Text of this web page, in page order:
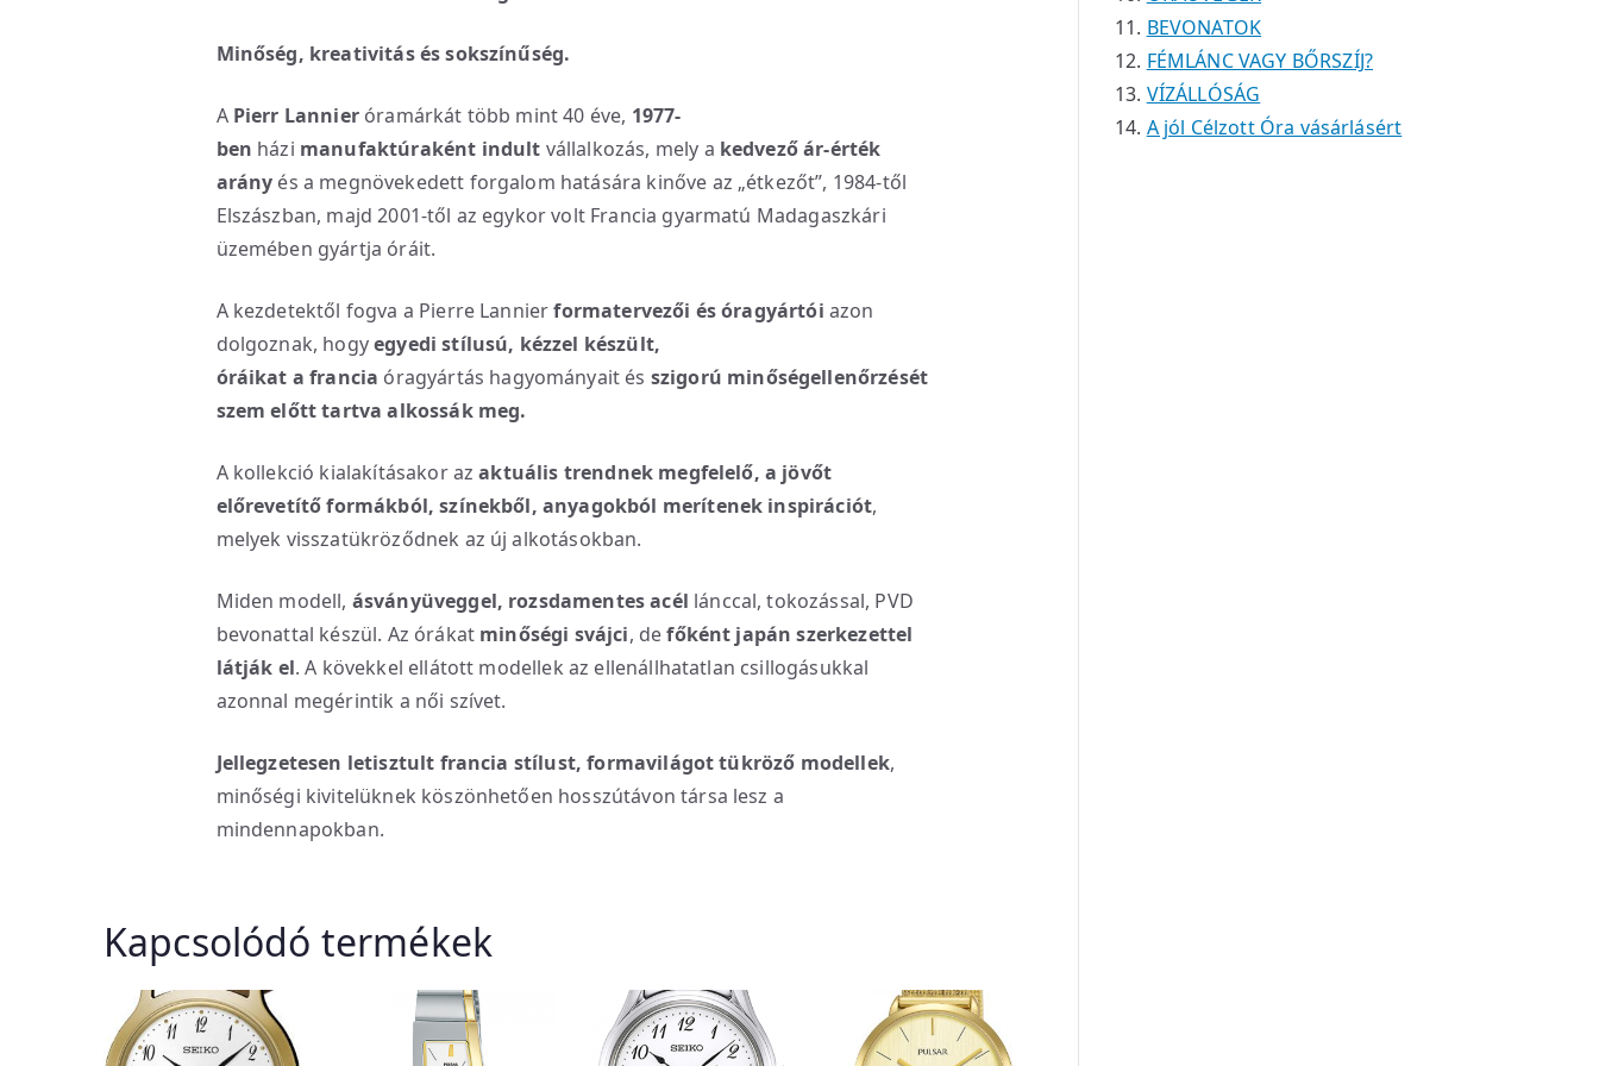
Minőség, kreativitás és sokszínűség.
A Pierr Lannieróramárkát több mint 40 éve, 1977-
ben házi manufaktúraként indult vállalkozás, mely a kedvező ár-érték
arány és a megnövekedett forgalom hatására kinőve az „étkezőt”, 1984-től
Elszászban, majd 2001-től az egykor volt Francia gyarmatú Madagaszkári
üzemében gyártja óráit.
A kezdetektől fogva a Pierre Lannierformatervezői és óragyártói azon
dolgoznak, hogyegyedi stílusú, kézzel készült,
óráikat a francia óragyártás hagyományait és szigorú minőségellenőrzését
szem előtt tartva alkossák meg.
A kollekció kialakításakor azaktuális trendnek megfelelő, a jövőt
előrevetítő formákból, színekből, anyagokból merítenek inspirációt,
melyek visszatükröződnek az új alkotásokban.
Miden modell, ásványüveggel, rozsdamentes acél lánccal, tokozással, PVD
bevonattal készül. Az órákat minőségi svájci, defőként japán szerkezettel
látják el. A kövekkel ellátott modellek az ellenállhatatlan csillogásukkal
azonnal megérintik a női szívet.
Jellegzetesen letisztult francia stílust, formavilágot tükröző modellek,
minőségi kivitelüknek köszönhetően hosszútávon társa lesz a
mindennapokban.
Kapcsolódó termékek
BEVONATOK
FÉMLÁNC VAGY BŐRSZÍJ?
VÍZÁLLÓSÁG
A jól Célzott Óra vásárlásért